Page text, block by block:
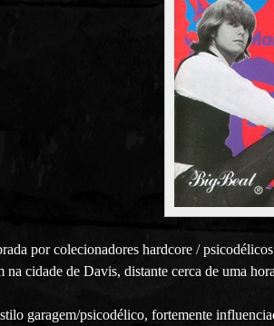
por colecionadores hardcore /
na cidade de Davis, distante cerca de uma
garagem/psicodélico, fortemente